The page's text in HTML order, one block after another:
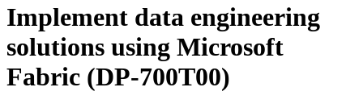
Implement data engineering
solutions using Microsoft
Fabric (DP-700T00)